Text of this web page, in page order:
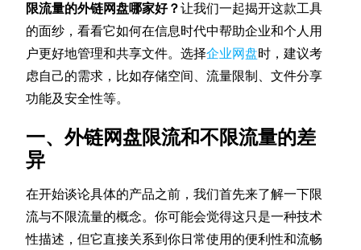
限流量的外链网盘哪家好？让我们一起揭开这款工具
的面纱，看看它如何在信息时代中帮助企业和个人用
户更好地管理和共享文件。选择企业网盘时，建议考
虑自己的需求，比如存储空间、流量限制、文件分享
功能及安全性等。
一、外链网盘限流和不限流量的差
异
在开始谈论具体的产品之前，我们首先来了解一下限
流与不限流量的概念。你可能会觉得这只是一种技术
性描述，但它直接关系到你日常使用的便利性和流畅